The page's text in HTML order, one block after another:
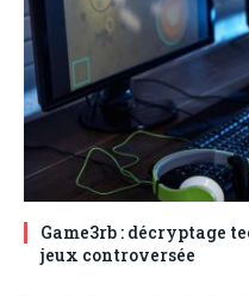
Game3rb : décryptage
jeux controversée